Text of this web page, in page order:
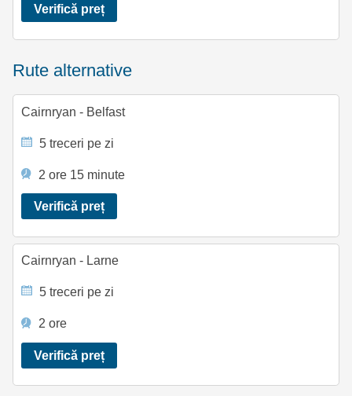
Verifică preț
Rute alternative
Cairnryan - Belfast
5 treceri pe zi
2 ore 15 minute
Verifică preț
Cairnryan - Larne
5 treceri pe zi
2 ore
Verifică preț